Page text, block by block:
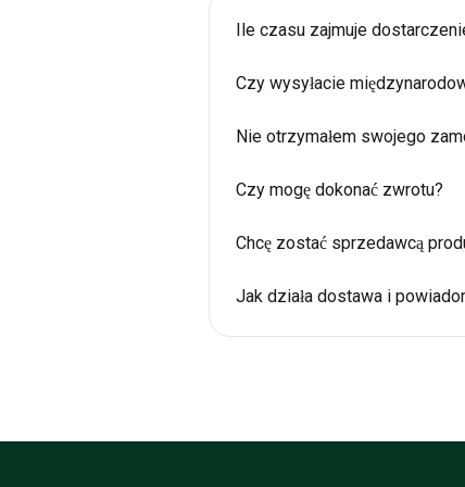
Ile czasu zajmuje
Czy wysyłacie
Nie otrzymałem swojego
Czy mogę dokonać zwrotu?
Chcę zostać sprzedawcą
Jak działa dostawa i